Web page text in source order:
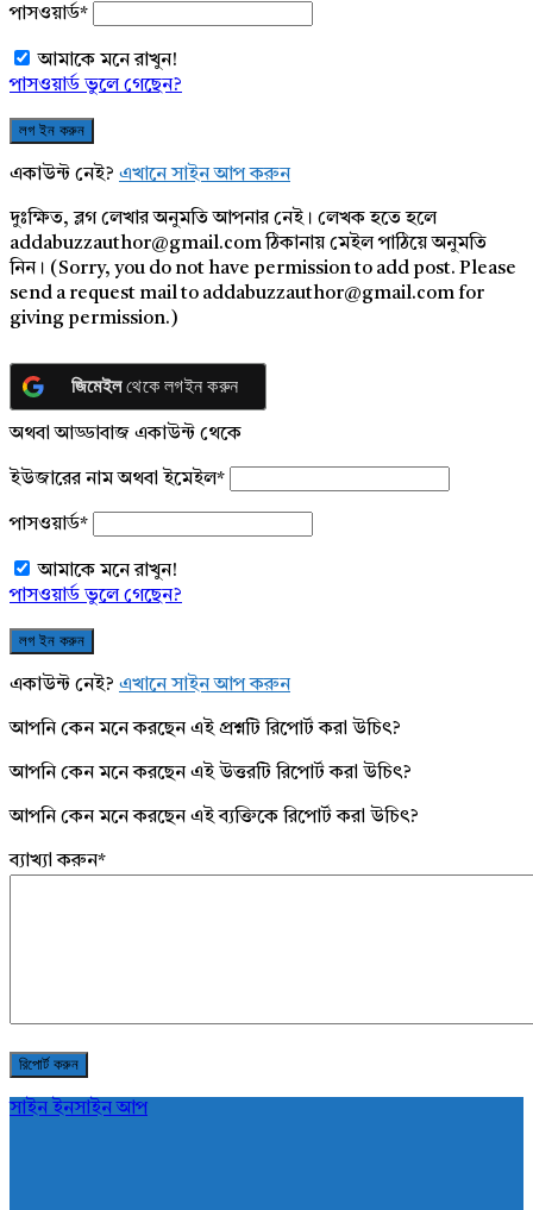
পাসওয়ার্ড*
আমাকে মনে রাখুন!
পাসওয়ার্ড ভুলে গেছেন?
একাউন্ট নেই? এখানে সাইন আপ করুন
দুঃক্ষিত, ব্লগ লেখার অনুমতি আপনার নেই। লেখক হতে হলে
addabuzzauthor@gmail.com ঠিকানায় মেইল পাঠিয়ে অনুমতি
নিন। (Sorry, you do not have permission to add post. Please
send a request mail to addabuzzauthor@gmail.com for
giving permission.)
জিমেইলথেকে লগইন করুন
অথবা আড্ডাবাজ একাউন্ট থেকে
ইউজারের নাম অথবা ইমেইল*
পাসওয়ার্ড*
আমাকে মনে রাখুন!
পাসওয়ার্ড ভুলে গেছেন?
একাউন্ট নেই? এখানে সাইন আপ করুন
আপনি কেন মনে করছেন এই প্রশ্নটি রিপোর্ট করা উচিৎ?
আপনি কেন মনে করছেন এই উত্তরটি রিপোর্ট করা উচিৎ?
আপনি কেন মনে করছেন এই ব্যক্তিকে রিপোর্ট করা উচিৎ?
ব্যাখ্যা করুন*
সাইন ইনসাইন আপ